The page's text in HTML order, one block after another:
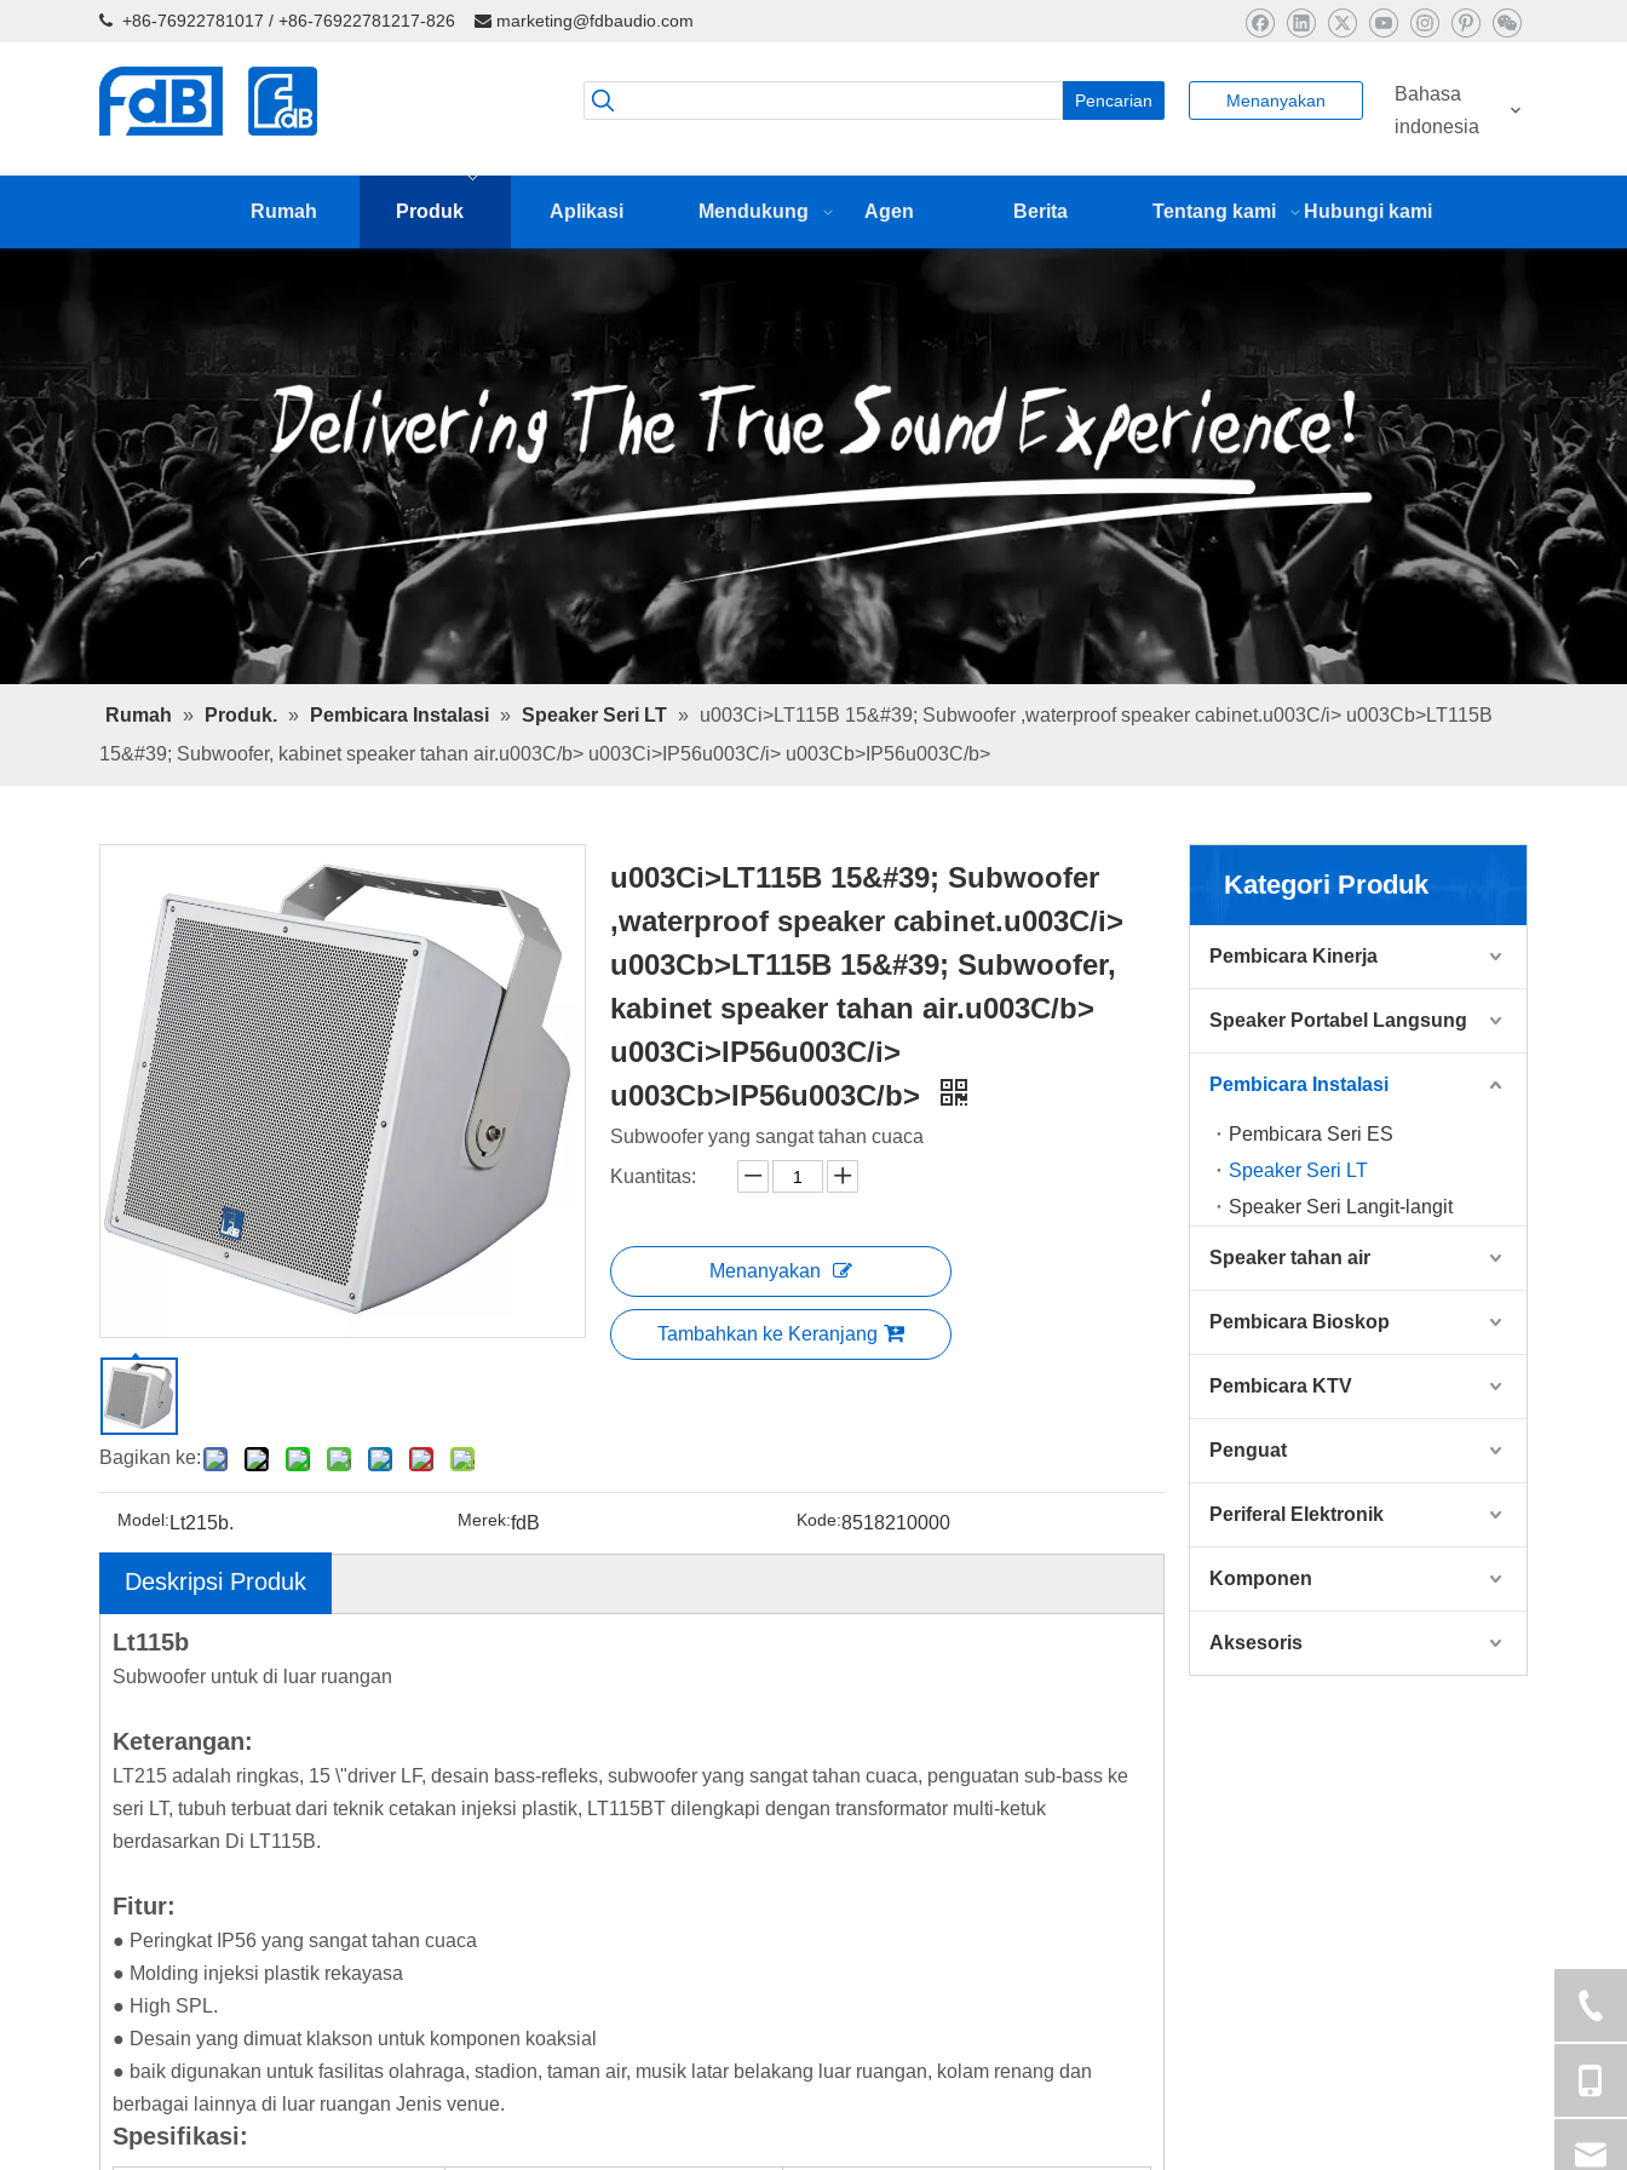
 +86-76922781017 / +86-76922781217-826  marketing@fdbaudio.com
Pencarian Menanyakan
Bahasa
indonesia
Rumah Produk Aplikasi Mendukung Agen Berita Tentang kami Hubungi kami
Rumah » Produk. » Pembicara Instalasi » Speaker Seri LT » u003Ci>LT115B 15&#39; Subwoofer ,waterproof speaker cabinet.u003C/i> u003Cb>LT115B
15&#39; Subwoofer, kabinet speaker tahan air.u003C/b> u003Ci>IP56u003C/i> u003Cb>IP56u003C/b>
Bagikan ke:
u003Ci>LT115B 15&#39; Subwoofer
,waterproof speaker cabinet.u003C/i>
u003Cb>LT115B 15&#39; Subwoofer,
kabinet speaker tahan air.u003C/b>
u003Ci>IP56u003C/i>
u003Cb>IP56u003C/b>
Subwoofer yang sangat tahan cuaca
Kuantitas:
Menanyakan
Tambahkan ke Keranjang
Model: Lt215b. Merek:fdB Kode:8518210000
Deskripsi Produk
Lt115b
Subwoofer untuk di luar ruangan
Keterangan:
LT215 adalah ringkas, 15 \"driver LF, desain bass-refleks, subwoofer yang sangat tahan cuaca, penguatan sub-bass ke
seri LT, tubuh terbuat dari teknik cetakan injeksi plastik, LT115BT dilengkapi dengan transformator multi-ketuk
berdasarkan Di LT115B.
Fitur:
● Peringkat IP56 yang sangat tahan cuaca
● Molding injeksi plastik rekayasa
● High SPL.
● Desain yang dimuat klakson untuk komponen koaksial
● baik digunakan untuk fasilitas olahraga, stadion, taman air, musik latar belakang luar ruangan, kolam renang dan
berbagai lainnya di luar ruangan Jenis venue.
Spesifikasi:
Kategori Produk
Pembicara Kinerja
Speaker Portabel Langsung
Pembicara Instalasi
Pembicara Seri ES
Speaker Seri LT
Speaker Seri Langit-langit
Speaker tahan air
Pembicara Bioskop
Pembicara KTV
Penguat
Periferal Elektronik
Komponen
Aksesoris